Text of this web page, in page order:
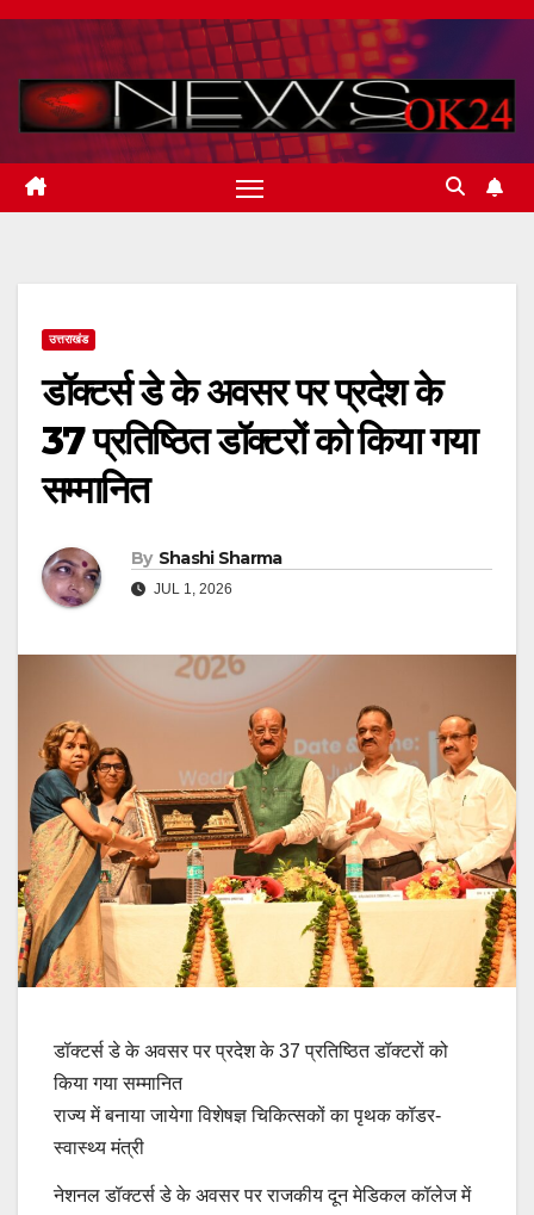
Skip
content
उत्तराखंड
डॉक्टर्स डे के अवसर पर प्रदेश के
37 प्रतिष्ठित डॉक्टरों को किया गया
सम्मानित
By Shashi Sharma
JUL 1, 2026
डॉक्टर्स डे के अवसर पर प्रदेश के 37 प्रतिष्ठित डॉक्टरों को
किया गया सम्मानित
राज्य में बनाया जायेगा विशेषज्ञ चिकित्सकों का पृथक कॉडर-
स्वास्थ्य मंत्री
नेशनल डॉक्टर्स डे के अवसर पर राजकीय दून मेडिकल कॉलेज में